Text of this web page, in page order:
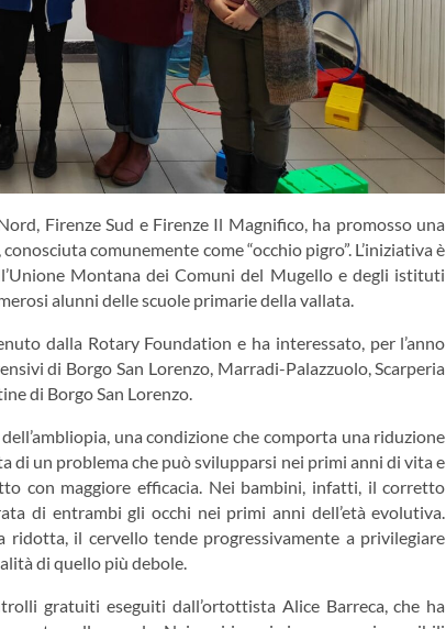
Firenze Sud e Firenze Il Magnifico, ha promosso una
comunemente come “occhio pigro”. L’iniziativa è
Montana dei Comuni del Mugello e degli istituti
alunni delle scuole primarie della vallata.
dalla Rotary Foundation e ha interessato, per l’anno
di Borgo San Lorenzo, Marradi-Palazzuolo, Scarperia
di Borgo San Lorenzo.
una condizione che comporta una riduzione
di un problema che può svilupparsi nei primi anni di vita e
con maggiore efficacia. Nei bambini, infatti, il corretto
di entrambi gli occhi nei primi anni dell’età evolutiva.
il cervello tende progressivamente a privilegiare
di quello più debole.
gratuiti eseguiti dall’ortottista Alice Barreca, che ha